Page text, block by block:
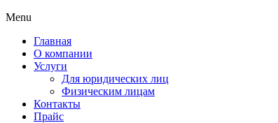
Menu
Главная
О компании
Услуги
Для юридических лиц
Физическим лицам
Контакты
Прайс